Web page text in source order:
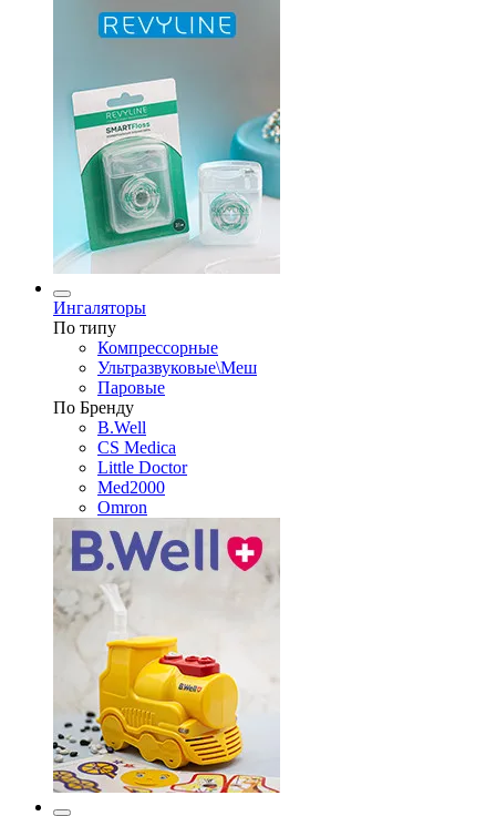
Ингаляторы
По типу
Компрессорные
Ультразвуковые\Меш
Паровые
По Бренду
B.Well
CS Medica
Little Doctor
Med2000
Omron